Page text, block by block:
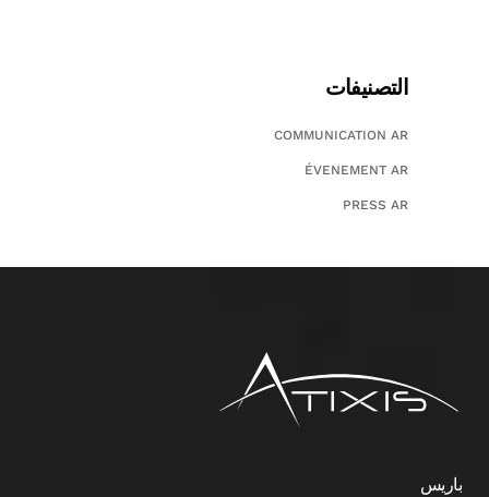
التصنيفات
COMMUNICATION AR
ÉVENEMENT AR
PRESS AR
باريس